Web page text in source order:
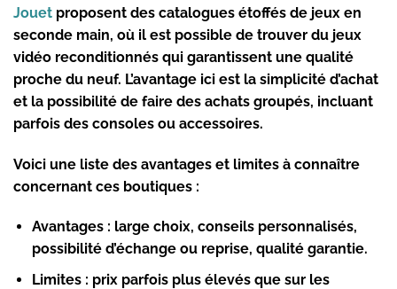
Jouet proposent des catalogues étoffés de jeux en
seconde main, où il est possible de trouver du jeux
vidéo reconditionnés qui garantissent une qualité
proche du neuf. L’avantage ici est la simplicité d’achat
et la possibilité de faire des achats groupés, incluant
parfois des consoles ou accessoires.
Voici une liste des avantages et limites à connaître
concernant ces boutiques :
Avantages : large choix, conseils personnalisés,
possibilité d’échange ou reprise, qualité garantie.
Limites : prix parfois plus élevés que sur les